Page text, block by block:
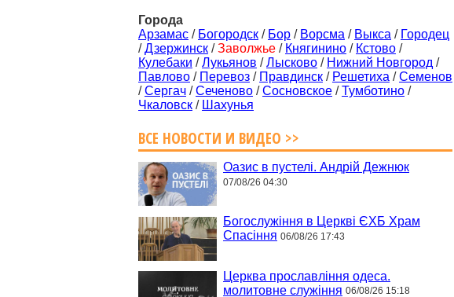
Города
Арзамас / Богородск / Бор / Ворсма / Выкса / Городец
/Дзержинск /Заволжье / Княгинино / Кстово /
Кулебаки /Лукьянов /Лысково / Нижний Новгород /
Павлово / Перевоз / Правдинск / Решетиха /Семенов
/Сергач /Сеченово /Сосновское /Тумботино /
Чкаловск / Шахунья
ВСЕ НОВОСТИ И ВИДЕО >>
Оазис в пустелі. Андрій Дежнюк
07/08/26 04:30
Богослужіння в Церкві ЄХБ Храм
Спасіння 06/08/26 17:43
Церква прославління одеса.
молитовне служіння 06/08/26 15:18